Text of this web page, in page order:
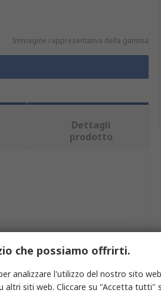
Immagine rappresentativa della gamma
Dettagli
prodotto
maschio
antivibrazioni
che possiamo offrirti.
analizzare l'utilizzo del nostro sito
altri siti web. Cliccare su "Accetta tutti"